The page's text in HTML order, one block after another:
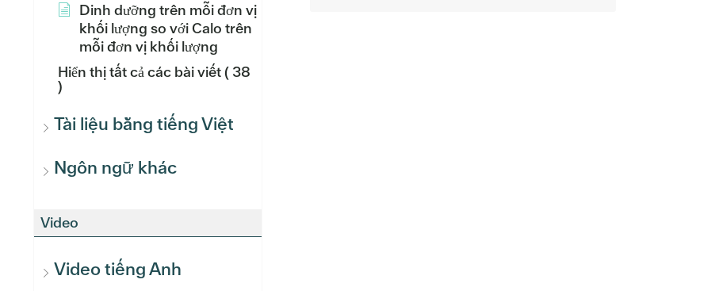
Dinh dưỡng trên mỗi đơn vị
khối lượng so với Calo trên
mỗi đơn vị khối lượng
Hiển thị tất cả các bài viết( 38
)
Tài liệu bằng tiếng Việt
Ngôn ngữ khác
Video
Video tiếng Anh